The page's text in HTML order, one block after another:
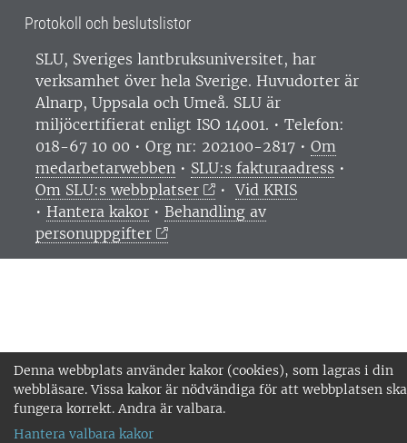
Denna webbplats använder kakor (cookies), som lagras i din
webbläsare. Vissa kakor är nödvändiga för att webbplatsen ska
fungera korrekt. Andra är valbara.
Hantera valbara kakor
Protokoll och beslutslistor
SLU, Sveriges lantbruksuniversitet, har
verksamhet över hela Sverige. Huvudorter är
Alnarp, Uppsala och Umeå. SLU är
miljöcertifierat enligt ISO 14001. • Telefon:
018-67 10 00 • Org nr: 202100-2817 • Om
medarbetarwebben • SLU:s fakturaadress •
Om SLU:s webbplatser
•Vid KRIS
• Hantera kakor • Behandling av
personuppgifter